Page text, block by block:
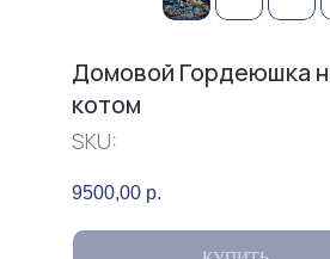
Домовой Гордеюшка
котом
SKU:
9500,00 р.